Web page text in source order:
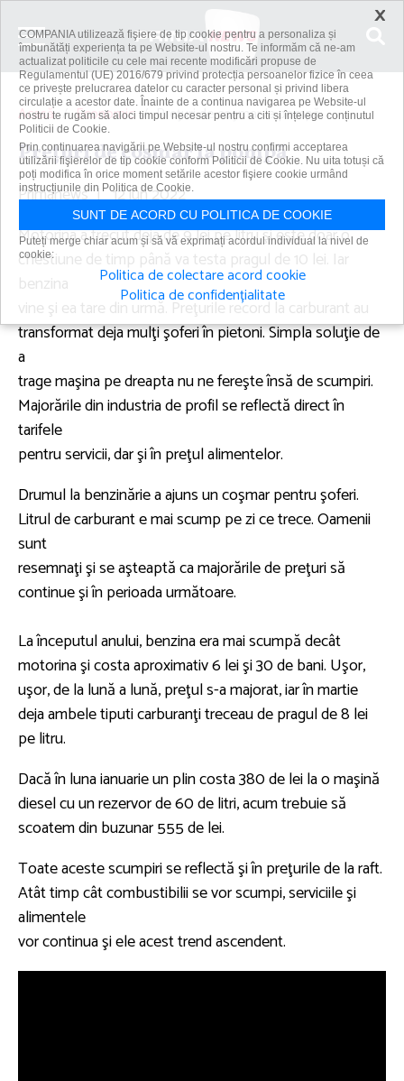
Acasă Economic Preţuri de coşmar la pompă
Preţuri de coşmar la pompă
Primanews | 12 iun 2022
Motorina a trecut deja de 9 lei pe litru şi este doar o
chestiune de timp până va testa pragul de 10 lei. Iar
benzina
vine şi ea tare din urmă. Preţurile record la carburant au
transformat deja mulţi şoferi în pietoni. Simpla soluţie de
a
trage maşina pe dreapta nu ne fereşte însă de scumpiri.
Majorările din industria de profil se reflectă direct în
tarifele
pentru servicii, dar şi în preţul alimentelor.
Drumul la benzinărie a ajuns un coşmar pentru şoferi.
Litrul de carburant e mai scump pe zi ce trece. Oamenii
sunt
resemnaţi şi se aşteaptă ca majorările de preţuri să
continue şi în perioada următoare.
La începutul anului, benzina era mai scumpă decât
motorina şi costa aproximativ 6 lei şi 30 de bani. Uşor,
uşor, de la lună a lună, preţul s-a majorat, iar în martie
deja ambele tiputi carburanţi treceau de pragul de 8 lei
pe litru.
Dacă în luna ianuarie un plin costa 380 de lei la o maşină
diesel cu un rezervor de 60 de litri, acum trebuie să
scoatem din buzunar 555 de lei.
Toate aceste scumpiri se reflectă şi în preţurile de la raft.
Atât timp cât combustibilii se vor scumpi, serviciile şi
alimentele
vor continua şi ele acest trend ascendent.
×
COMPANIA utilizează fişiere de tip cookie pentru a personaliza și
îmbunătăți experiența ta pe Website-ul nostru. Te informăm că ne-am
actualizat politicile cu cele mai recente modificări propuse de
Regulamentul (UE) 2016/679 privind protecția persoanelor fizice în ceea
ce privește prelucrarea datelor cu caracter personal și privind libera
circulație a acestor date. Înainte de a continua navigarea pe Website-ul
nostru te rugăm să aloci timpul necesar pentru a citi și înțelege conținutul
Politicii de Cookie.
Prin continuarea navigării pe Website-ul nostru confirmi acceptarea
utilizării fişierelor de tip cookie conform Politicii de Cookie. Nu uita totuși că
poți modifica în orice moment setările acestor fişiere cookie urmând
instrucțiunile din Politica de Cookie.
SUNT DE ACORD CU POLITICA DE COOKIE
Puteți merge chiar acum și să vă exprimați acordul individual la nivel de
cookie:
Politica de colectare acord cookie
Politica de confidențialitate